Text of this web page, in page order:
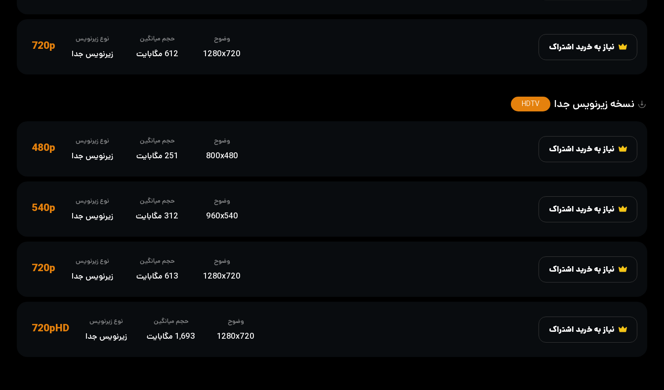
نیاز به خرید اشتراک
وضوح
1280x720
حجم میانگین
612 مگابایت
نوع زیرنویس
زیرنویس جدا
720p
نسخه زیرنویس جدا HDTV
نیاز به خرید اشتراک
وضوح
800x480
حجم میانگین
251 مگابایت
نوع زیرنویس
زیرنویس جدا
480p
نیاز به خرید اشتراک
وضوح
960x540
حجم میانگین
312 مگابایت
نوع زیرنویس
زیرنویس جدا
540p
نیاز به خرید اشتراک
وضوح
1280x720
حجم میانگین
613 مگابایت
نوع زیرنویس
زیرنویس جدا
720p
نیاز به خرید اشتراک
وضوح
1280x720
حجم میانگین
1,693 مگابایت
نوع زیرنویس
زیرنویس جدا
720pHD